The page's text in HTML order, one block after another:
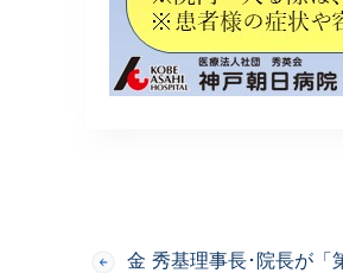
金 秀基理事長･院長が「